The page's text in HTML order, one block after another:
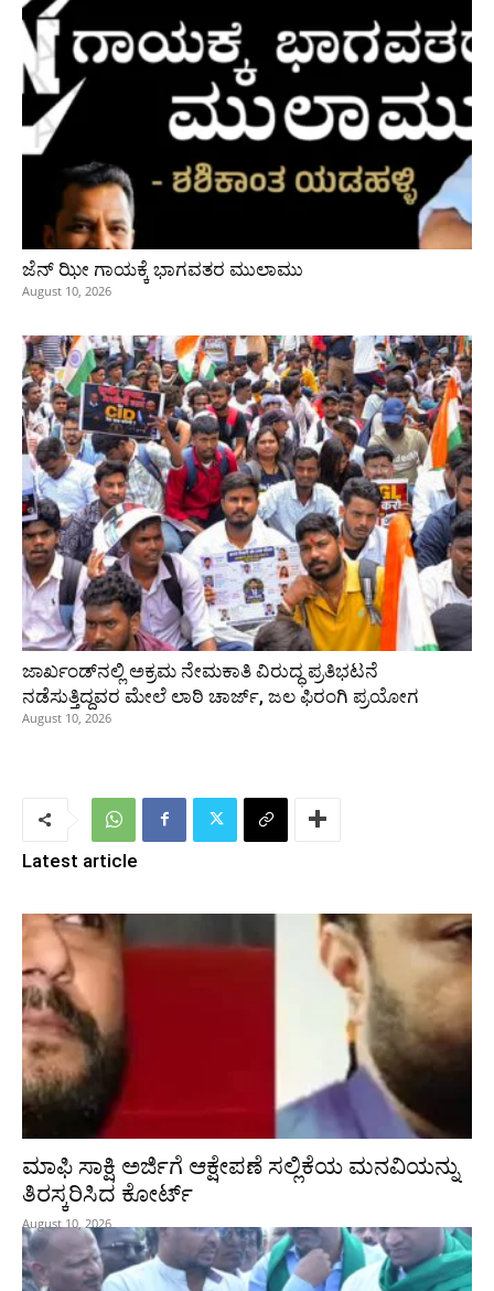
ಜೆನ್ ಝೀ ಗಾಯಕ್ಕೆ ಭಾಗವತರ ಮುಲಾಮು
August 10, 2026
ಜಾರ್ಖಂಡ್‌ನಲ್ಲಿ ಅಕ್ರಮ ನೇಮಕಾತಿ ವಿರುದ್ಧ ಪ್ರತಿಭಟನೆ
ನಡೆಸುತ್ತಿದ್ದವರ ಮೇಲೆ ಲಾಠಿ ಚಾರ್ಜ್‌, ಜಲ ಫಿರಂಗಿ ಪ್ರಯೋಗ
August 10, 2026
Latest article
ಮಾಫಿ ಸಾಕ್ಷಿ ಅರ್ಜಿಗೆ ಆಕ್ಷೇಪಣೆ ಸಲ್ಲಿಕೆಯ ಮನವಿಯನ್ನು
ತಿರಸ್ಕರಿಸಿದ ಕೋರ್ಟ್‌
August 10, 2026